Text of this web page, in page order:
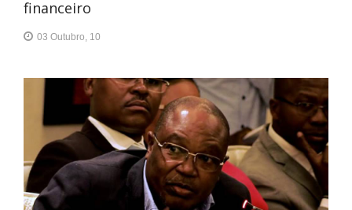
financeiro
03 Outubro, 10